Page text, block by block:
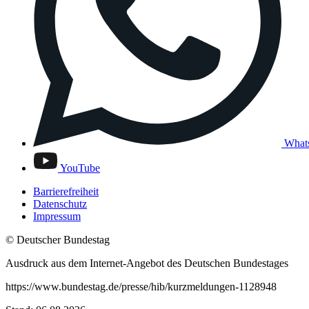
YouTube
Barrierefreiheit
Datenschutz
Impressum
© Deutscher Bundestag
Ausdruck aus dem Internet-Angebot des Deutschen Bundestages
https://www.bundestag.de/presse/hib/kurzmeldungen-1128948